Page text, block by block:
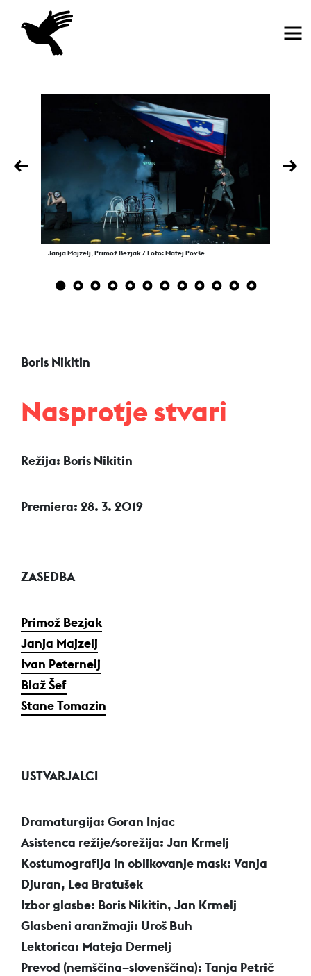
Domov
Previous
Janja Majzelj, Primož Bezjak / Foto: Matej Povše
Next
1 2 3 4 5 6 7 8 9 10 11 12
Boris Nikitin
Nasprotje stvari
Režija: Boris Nikitin
Premiera: 28. 3. 2019
ZASEDBA
Primož Bezjak
Janja Majzelj
Ivan Peternelj
Blaž Šef
Stane Tomazin
USTVARJALCI
Dramaturgija: Goran Injac
Asistenca režije/sorežija: Jan Krmelj
Kostumografija in oblikovanje mask: Vanja
Djuran, Lea Bratušek
Izbor glasbe: Boris Nikitin, Jan Krmelj
Glasbeni aranžmaji: Uroš Buh
Lektorica: Mateja Dermelj
Prevod (nemščina–slovenščina): Tanja Petrič